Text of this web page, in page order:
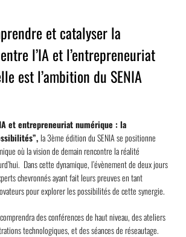
et catalyser la
l’IA et l’entrepreneuriat
est l’ambition du SENIA
et entrepreneuriat numérique : la
la 3ème édition du SENIA se positionne
où la vision de demain rencontre la réalité
Dans cette dynamique, l’évènement de deux jours
chevronnés ayant fait leurs preuves en tant
pour explorer les possibilités de cette synergie.
des conférences de haut niveau, des ateliers
technologiques, et des séances de réseautage.